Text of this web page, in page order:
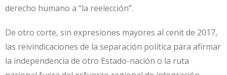
derecho humano a “la reelección”.
De otro corte, sin expresiones mayores al cenit de 2017,
las reivindicaciones de la separación política para afirmar
la independencia de otro Estado-nación o la ruta